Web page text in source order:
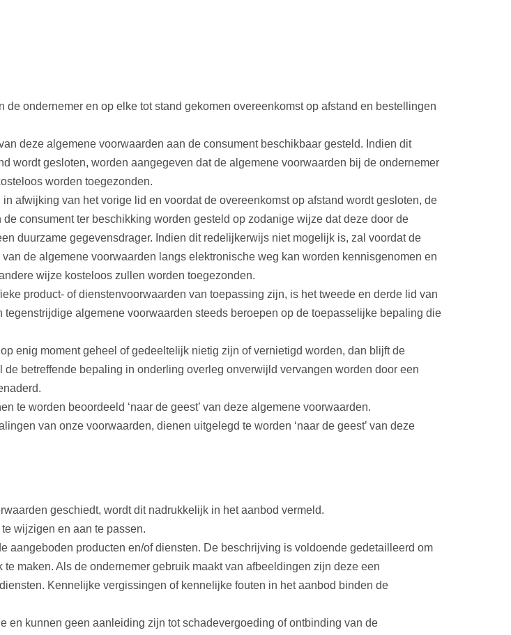
ondernemer en op elke tot stand gekomen overeenkomst op afstand en bestellingen
deze algemene voorwaarden aan de consument beschikbaar gesteld. Indien dit
wordt gesloten, worden aangegeven dat de algemene voorwaarden bij de ondernemer
worden toegezonden.
afwijking van het vorige lid en voordat de overeenkomst op afstand wordt gesloten, de
consument ter beschikking worden gesteld op zodanige wijze dat deze door de
duurzame gegevensdrager. Indien dit redelijkerwijs niet mogelijk is, zal voordat de
de algemene voorwaarden langs elektronische weg kan worden kennisgenomen en
wijze kosteloos zullen worden toegezonden.
product- of dienstenvoorwaarden van toepassing zijn, is het tweede en derde lid van
algemene voorwaarden steeds beroepen op de toepasselijke bepaling die
enig moment geheel of gedeeltelijk nietig zijn of vernietigd worden, dan blijft de
betreffende bepaling in onderling overleg onverwijld vervangen worden door een
te worden beoordeeld ‘naar de geest’ van deze algemene voorwaarden.
van onze voorwaarden, dienen uitgelegd te worden ‘naar de geest’ van deze
geschiedt, wordt dit nadrukkelijk in het aanbod vermeld.
wijzigen en aan te passen.
aangeboden producten en/of diensten. De beschrijving is voldoende gedetailleerd om
maken. Als de ondernemer gebruik maakt van afbeeldingen zijn deze een
Kennelijke vergissingen of kennelijke fouten in het aanbod binden de
kunnen geen aanleiding zijn tot schadevergoeding of ontbinding van de